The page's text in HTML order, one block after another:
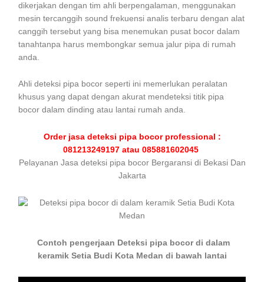
dikerjakan dengan tim ahli berpengalaman, menggunakan
mesin tercanggih sound frekuensi analis terbaru dengan alat
canggih tersebut yang bisa menemukan pusat bocor dalam
tanahtanpa harus membongkar semua jalur pipa di rumah
anda.
Ahli deteksi pipa bocor seperti ini memerlukan peralatan
khusus yang dapat dengan akurat mendeteksi titik pipa
bocor dalam dinding atau lantai rumah anda.
Order jasa deteksi pipa bocor professional :
081213249197 atau 085881602045
Pelayanan Jasa deteksi pipa bocor Bergaransi di Bekasi Dan
Jakarta
Contoh pengerjaan Deteksi pipa bocor di dalam
keramik Setia Budi Kota Medan di bawah lantai